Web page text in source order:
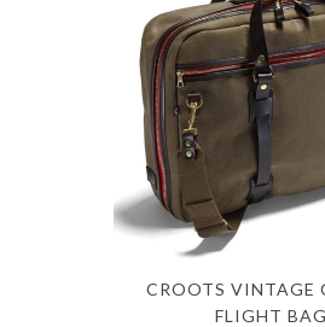
CROOTS VINTAGE
FLIGHT BAG